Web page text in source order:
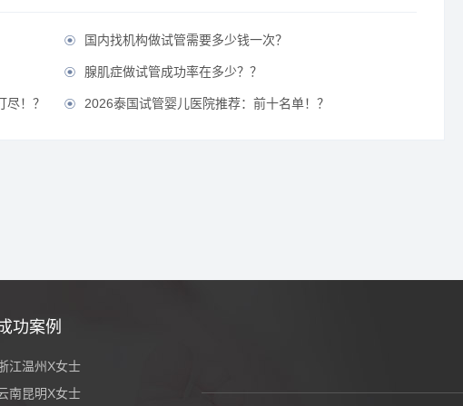
 国内找机构做试管需要多少钱一次？
 腺肌症做试管成功率在多少？？
！？  2026泰国试管婴儿医院推荐：前十名单！？
功案例
江温州X女士
南昆明X女士